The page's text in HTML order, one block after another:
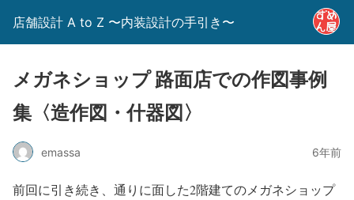
店舗設計 A to Z 〜内装設計の手引き〜
メガネショップ 路面店での作図事例
集〈造作図・什器図〉
emassa 6年前
前回に引き続き、通りに面した2階建てのメガネショップ